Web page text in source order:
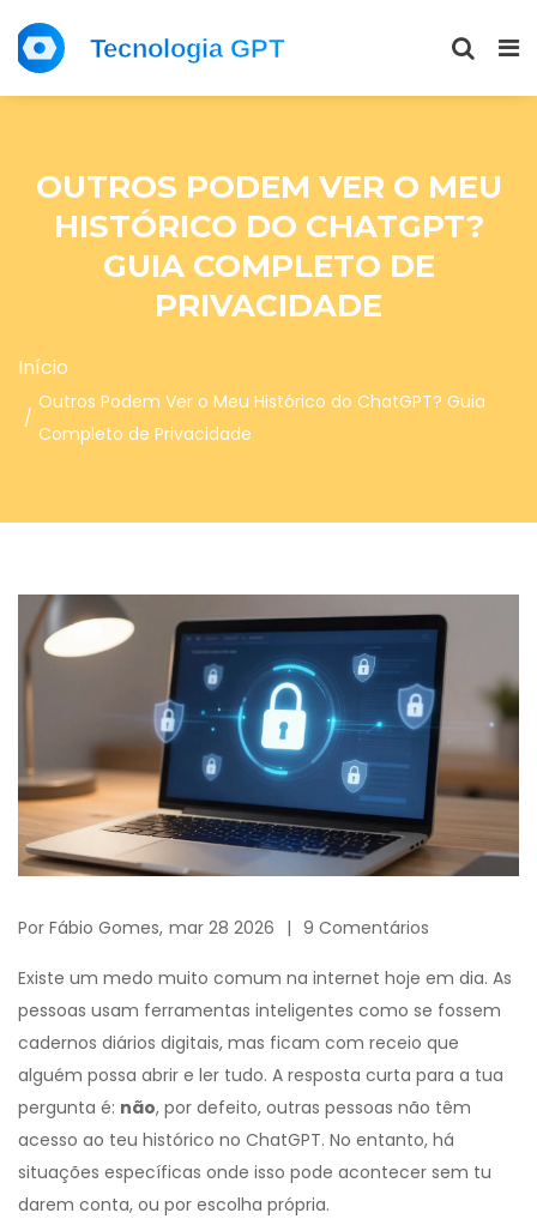
OUTROS PODEM VER O MEU
HISTÓRICO DO CHATGPT?
GUIA COMPLETO DE
PRIVACIDADE
Início
Outros Podem Ver o Meu Histórico do ChatGPT? Guia
Completo de Privacidade
Por Fábio Gomes, mar 28 2026 9 Comentários
Existe um medo muito comum na internet hoje em dia. As
pessoas usam ferramentas inteligentes como se fossem
cadernos diários digitais, mas ficam com receio que
alguém possa abrir e ler tudo. A resposta curta para a tua
pergunta é: não, por defeito, outras pessoas não têm
acesso ao teu histórico no ChatGPT. No entanto, há
situações específicas onde isso pode acontecer sem tu
darem conta, ou por escolha própria.